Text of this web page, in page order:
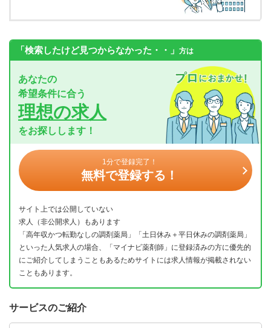
「検索したけど見つからなかった・・」 方は
あなたの
希望条件に合う
理想の求人
をお探しします！
1分で登録完了！
無料で登録する！
サイト上では公開していない
求人（非公開求人）もあります
「高年収かつ転勤なしの調剤薬局」「土日休み＋平日休みの調剤薬局」
といった人気求人の場合、「マイナビ薬剤師」に登録済みの方に優先的
にご紹介してしまうこともあるためサイトには求人情報が掲載されない
こともあります。
サービスのご紹介